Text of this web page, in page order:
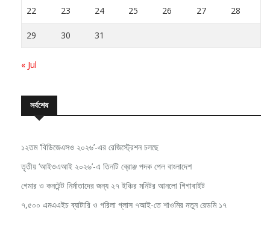
22 23 24 25 26 27 28
29 30 31
« Jul
সর্বশেষ
১২তম ‘বিডিজেএসও ২০২৬’-এর রেজিস্ট্রেশন চলছে
তৃতীয় ‘আইওএআই ২০২৬’-এ তিনটি ব্রোঞ্জ পদক পেল বাংলাদেশ
গেমার ও কনটেন্ট নির্মাতাদের জন্য ২৭ ইঞ্চির মনিটর আনলো গিগাবাইট
৭,৫০০ এমএএইচ ব্যাটারি ও গরিলা গ্লাস ৭আই-তে শাওমির নতুন রেডমি ১৭